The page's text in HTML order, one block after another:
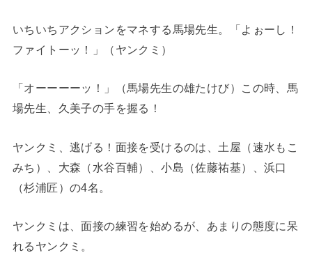
いちいちアクションをマネする馬場先生。「よぉーし！
ファイトーッ！」（ヤンクミ）
「オーーーーッ！」（馬場先生の雄たけび）この時、馬
場先生、久美子の手を握る！
ヤンクミ、逃げる！面接を受けるのは、土屋（速水もこ
みち）、大森（水谷百輔）、小島（佐藤祐基）、浜口
（杉浦匠）の4名。
ヤンクミは、面接の練習を始めるが、あまりの態度に呆
れるヤンクミ。